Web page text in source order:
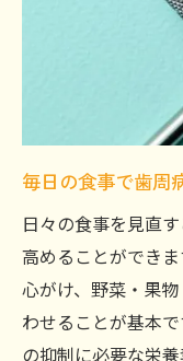
毎日の食事で歯周
日々の食事を見直
高めることができ
心がけ、野菜・果
わせることが基本
の抑制に必要な栄養